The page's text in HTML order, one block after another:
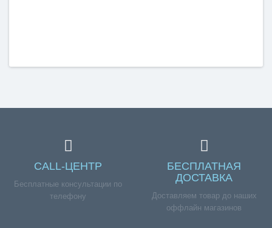
CALL-ЦЕНТР
Бесплатные консультации по
телефону
БЕСПЛАТНАЯ
ДОСТАВКА
Доставляем товар до наших
оффлайн магазинов